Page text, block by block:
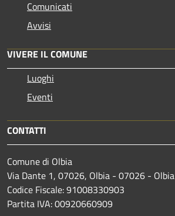
Comunicati
Avvisi
VIVERE IL COMUNE
Luoghi
Eventi
CONTATTI
Comune di Olbia
Via Dante 1, 07026, Olbia - 07026 - Olbia
Codice Fiscale: 91008330903
Partita IVA: 00920660909